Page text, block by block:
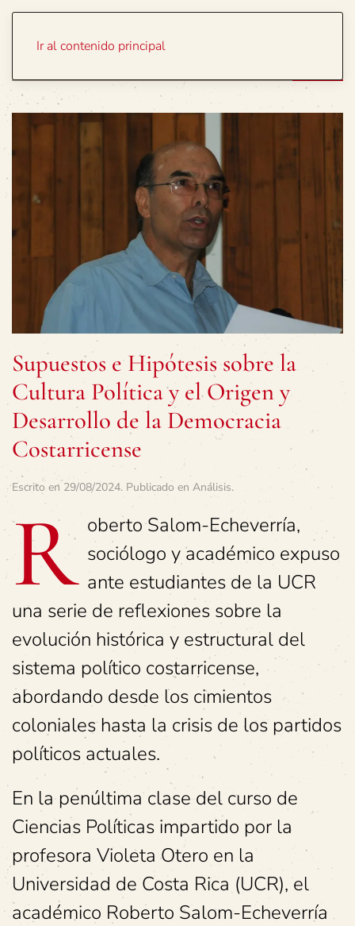
Ir al contenido principal
Supuestos e Hipótesis sobre la
Cultura Política y el Origen y
Desarrollo de la Democracia
Costarricense
Escrito en 29/08/2024. Publicado en Análisis.
R oberto Salom-Echeverría,
sociólogo y académico expuso
ante estudiantes de la UCR
una serie de reflexiones sobre la
evolución histórica y estructural del
sistema político costarricense,
abordando desde los cimientos
coloniales hasta la crisis de los partidos
políticos actuales.
En la penúltima clase del curso de
Ciencias Políticas impartido por la
profesora Violeta Otero en la
Universidad de Costa Rica (UCR), el
académico Roberto Salom-Echeverría